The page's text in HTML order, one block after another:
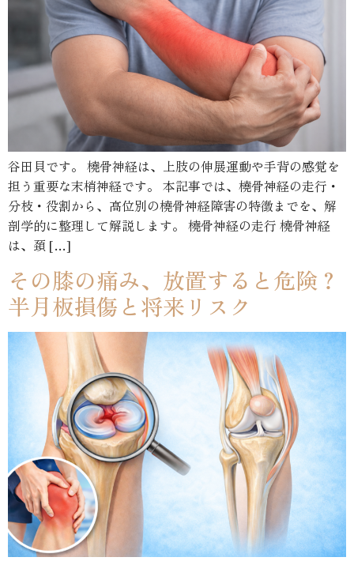
谷田貝です。 橈骨神経は、上肢の伸展運動や手背の感覚を
担う重要な末梢神経です。 本記事では、橈骨神経の走行・
分枝・役割から、高位別の橈骨神経障害の特徴までを、解
剖学的に整理して解説します。 橈骨神経の走行 橈骨神経
は、頚 […]
その膝の痛み、放置すると危険？
半月板損傷と将来リスク